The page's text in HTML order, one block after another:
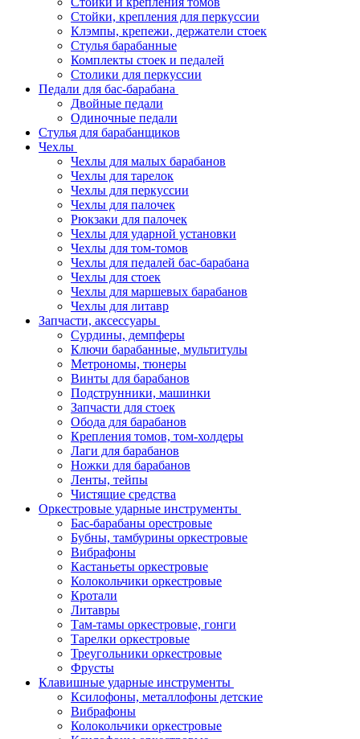
Стойки, крепления для перкуссии
Клэмпы, крепежи, держатели стоек
Стулья барабанные
Комплекты стоек и педалей
Столики для перкуссии
Педали для бас-барабана
Двойные педали
Одиночные педали
Стулья для барабанщиков
Чехлы
Чехлы для малых барабанов
Чехлы для тарелок
Чехлы для перкуссии
Чехлы для палочек
Рюкзаки для палочек
Чехлы для ударной установки
Чехлы для том-томов
Чехлы для педалей бас-барабана
Чехлы для стоек
Чехлы для маршевых барабанов
Чехлы для литавр
Запчасти, аксессуары
Сурдины, демпферы
Ключи барабанные, мультитулы
Метрономы, тюнеры
Винты для барабанов
Подструнники, машинки
Запчасти для стоек
Обода для барабанов
Крепления томов, том-холдеры
Лаги для барабанов
Ножки для барабанов
Ленты, тейпы
Чистящие средства
Оркестровые ударные инструменты
Бас-барабаны орестровые
Бубны, тамбурины оркестровые
Вибрафоны
Кастаньеты оркестровые
Колокольчики оркестровые
Кротали
Литавры
Там-тамы оркестровые, гонги
Тарелки оркестровые
Треугольники оркестровые
Фрусты
Клавишные ударные инструменты
Ксилофоны, металлофоны детские
Вибрафоны
Колокольчики оркестровые